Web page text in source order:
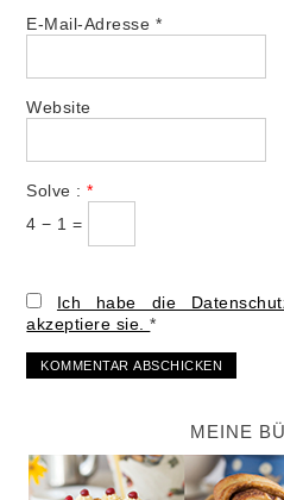
E-Mail-Adresse *
Website
Solve :*
4 − 1 =
Ich habe die
akzeptiere sie.*
MEINE